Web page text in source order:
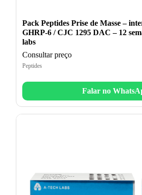
Pack Peptides Prise de Masse –
GHRP-6 / CJC 1295 DAC – 12
labs
Consultar preço
Peptides
Falar no